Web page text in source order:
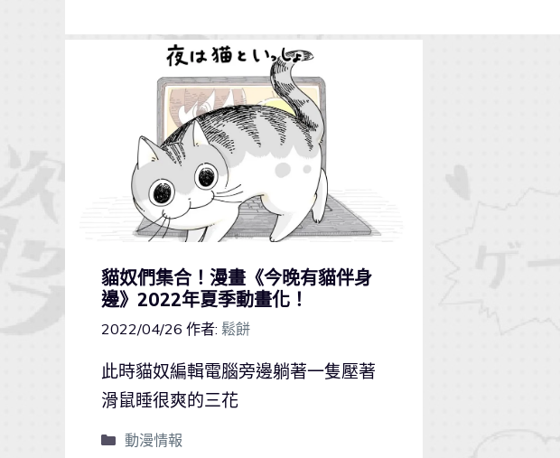
貓奴們集合！漫畫《今晚有貓伴身
邊》2022年夏季動畫化！
2022/04/26 作者: 鬆餅
此時貓奴編輯電腦旁邊躺著一隻壓著
滑鼠睡很爽的三花
動漫情報